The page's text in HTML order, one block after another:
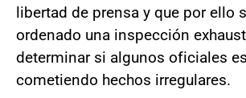
libertad de prensa y que por ello
ordenado una inspección
determinar si algunos oficiales
cometiendo hechos irregulares.